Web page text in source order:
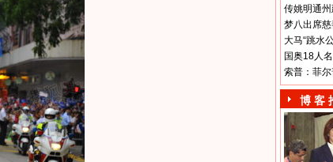
传姚明通
梦八出席
大马“跳水
国奥18人
索普：菲
博 客